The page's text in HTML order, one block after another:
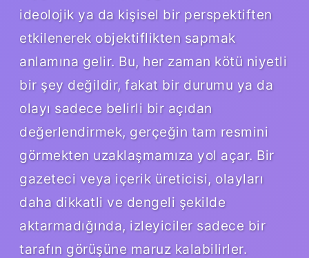
ideolojik ya da kişisel bir perspektiften
etkilenerek objektiflikten sapmak
anlamına gelir. Bu, her zaman kötü niyetli
bir şey değildir, fakat bir durumu ya da
olayı sadece belirli bir açıdan
değerlendirmek, gerçeğin tam resmini
görmekten uzaklaşmamıza yol açar. Bir
gazeteci veya içerik üreticisi, olayları
daha dikkatli ve dengeli şekilde
aktarmadığında, izleyiciler sadece bir
tarafın görüşüne maruz kalabilirler.